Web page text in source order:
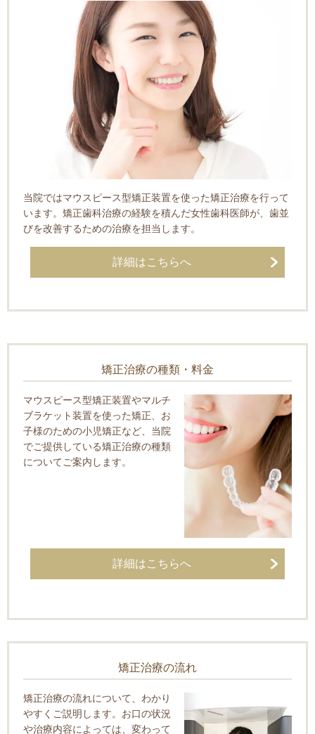
当院ではマウスピース型矯正装置を使った矯正治療を行って
います。矯正歯科治療の経験を積んだ女性歯科医師が、歯並
びを改善するための治療を担当します。
詳細はこちらへ
矯正治療の種類・料金
マウスピース型矯正装置やマルチ
ブラケット装置を使った矯正、お
子様のための小児矯正など、当院
でご提供している矯正治療の種類
についてご案内します。
詳細はこちらへ
矯正治療の流れ
矯正治療の流れについて、わかり
やすくご説明します。お口の状況
や治療内容によっては、変わって